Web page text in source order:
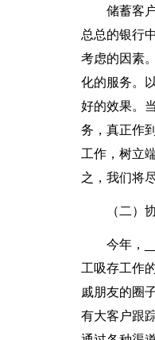
储蓄客
总总的银行
考虑的因素
化的服务。
好的效果。
务，真正作
工作，树立
之，我们将
（二）
今年，
工吸存工作
戚朋友的圈
有大客户跟